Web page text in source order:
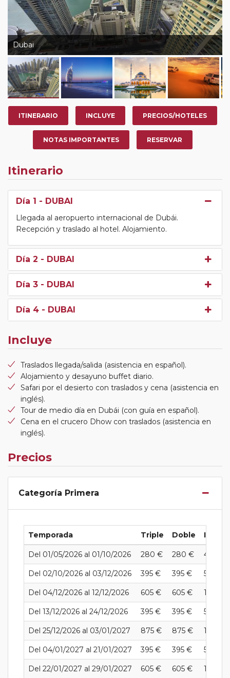
Dubai
ITINERARIO INCLUYE PRECIOS/HOTELES
NOTAS IMPORTANTES RESERVAR
Itinerario
Día 1 - DUBAI
Llegada al aeropuerto internacional de Dubái.
Recepción y traslado al hotel. Alojamiento.
Día 2 - DUBAI
Día 3 - DUBAI
Día 4 - DUBAI
Incluye
Traslados llegada/salida (asistencia en español).
Alojamiento y desayuno buffet diario.
Safari por el desierto con traslados y cena (asistencia en
inglés).
Tour de medio día en Dubái (con guía en español).
Cena en el crucero Dhow con traslados (asistencia en
inglés).
Precios
Categoría Primera
Temporada Triple Doble
Del 01/05/2026 al 01/10/2026 280 € 280 € 425 €
Del 02/10/2026 al 03/12/2026 395 € 395 € 585 €
Del 04/12/2026 al 12/12/2026 605 € 605 € 1005 €
Del 13/12/2026 al 24/12/2026 395 € 395 € 585 €
Del 25/12/2026 al 03/01/2027 875 € 875 € 1545 €
Del 04/01/2027 al 21/01/2027 395 € 395 € 585 €
Del 22/01/2027 al 29/01/2027 605 € 605 € 1005 €